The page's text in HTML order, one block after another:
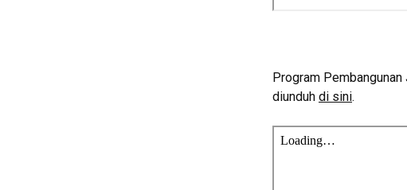
Program
diunduh di sini.